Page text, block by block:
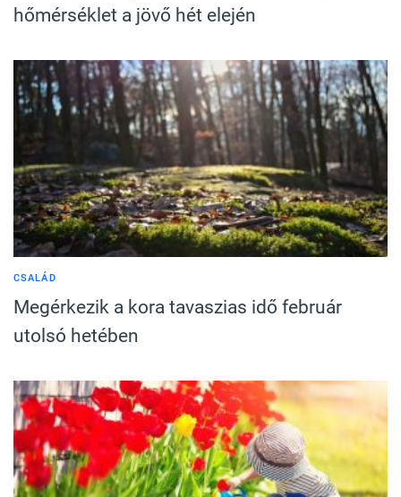
hőmérséklet a jövő hét elején
CSALÁD
Megérkezik a kora tavaszias idő február
utolsó hetében